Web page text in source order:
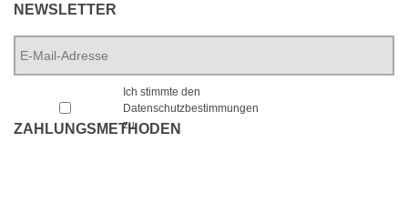
NEWSLETTER
Mail-
Adresse *
Ich stimmte den
Datenschutzbestimmungen
zu.
ZAHLUNGSMETHODEN